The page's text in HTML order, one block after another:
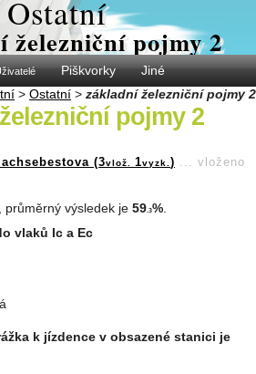
železniční pojmy 2
Piškvorky
Jiné
> Ostatní > základní železniční pojmy 2
pojmy 2
(3vlož. 1vyzk. ) ... vloženo
, průměrný výsledek je 59 .3%
vlaků Ic a Ec
k jízdence v obsazené stanici je